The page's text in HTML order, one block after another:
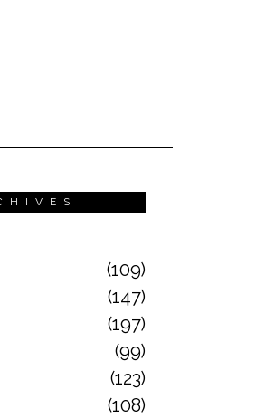
109
147
197
99
123
108